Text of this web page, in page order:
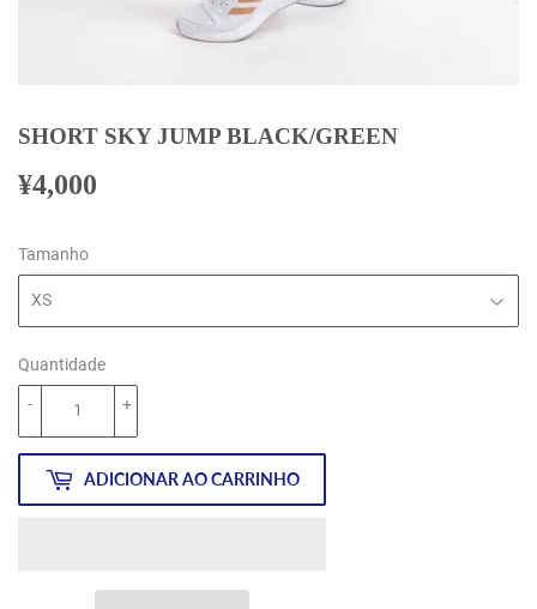
SHORT SKY JUMP BLACK/GREEN
¥4,000
Tamanho
Quantidade
+
-
ADICIONAR AO CARRINHO